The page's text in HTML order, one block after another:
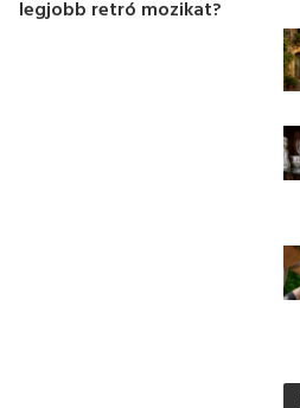
legjobb retró mozikat?